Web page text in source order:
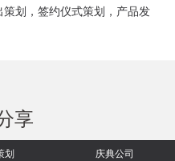
划，签约仪式策划，产品发
享
划
庆典公司